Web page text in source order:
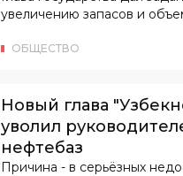
ОБЩЕСТВО
увеличению запасов и
Новый глава
уволил
нефтебаз
Причина - в серьёзных